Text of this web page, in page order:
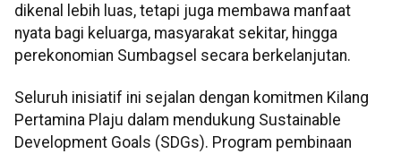
dikenal lebih luas, tetapi juga membawa manfaat
nyata bagi keluarga, masyarakat sekitar, hingga
perekonomian Sumbagsel secara berkelanjutan.
Seluruh inisiatif ini sejalan dengan komitmen Kilang
Pertamina Plaju dalam mendukung Sustainable
Development Goals (SDGs). Program pembinaan